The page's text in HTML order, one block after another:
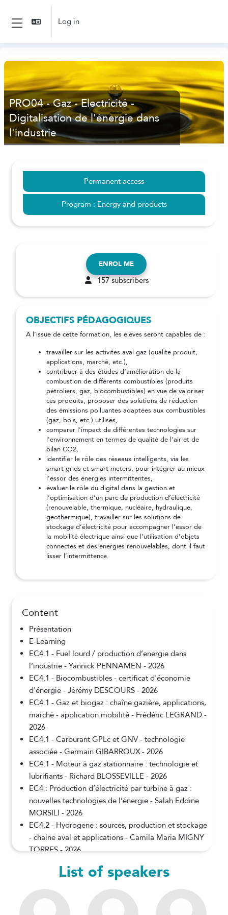
Skip to main content
Side panel
Log in
PRO04 - Gaz - Electricité -
Digitalisation de l'énergie dans
l'industrie
Permanent access
Program : Energy and products
Content
Présentation
E-Learning
EC4.1 - Fuel lourd / production d’energie dans
l’industrie - Yannick PENNAMEN - 2026
EC4.1 - Biocombustibles - certificat d'économie
d'énergie - Jérémy DESCOURS - 2026
EC4.1 - Gaz et biogaz : chaîne gazière, applications,
marché - application mobilité - Frédéric LEGRAND -
2026
EC4.1 - Carburant GPLc et GNV - technologie
associée - Germain GIBARROUX - 2026
EC4.1 - Moteur à gaz stationnaire : technologie et
lubrifiants - Richard BLOSSEVILLE - 2026
EC4 : Production d’électricité par turbine à gaz :
nouvelles technologies de l’énergie - Salah Eddine
MORSILI - 2026
EC4.2 - Hydrogene : sources, production et stockage
- chaine aval et applications - Camila Maria MIGNY
TORRES - 2026
allumage commandé - Luccia GIARRACCA-MEHL -
2026
EC4.2 - Hydrogène : Fuel cell - Julien ROUSSEL -
2026
ENROL ME
157 subscribers
OBJECTIFS PÉDAGOGIQUES
À l’issue de cette formation, les élèves seront capables de :
travailler sur les activités aval gaz (qualité produit,
applications, marché, etc.),
contribuer à des études d’amélioration de la
combustion de différents combustibles (produits
pétroliers, gaz, biocombustibles) en vue de valoriser
ces produits, proposer des solutions de réduction
des émissions polluantes adaptées aux combustibles
(gaz, bois, etc.) utilisés,
comparer l'impact de différentes technologies sur
l'environnement en termes de qualité de l'air et de
bilan CO2,
identifier le rôle des réseaux intelligents, via les
smart grids et smart meters, pour intégrer au mieux
l’essor des énergies intermittentes,
évaluer le rôle du digital dans la gestion et
l’optimisation d’un parc de production d’électricité
(renouvelable, thermique, nucléaire, hydraulique,
géothermique), travailler sur les solutions de
stockage d’électricité pour accompagner l’essor de
la mobilité électrique ainsi que l’utilisation d’objets
connectés et des énergies renouvelables, dont il faut
lisser l’intermittence.
List of speakers